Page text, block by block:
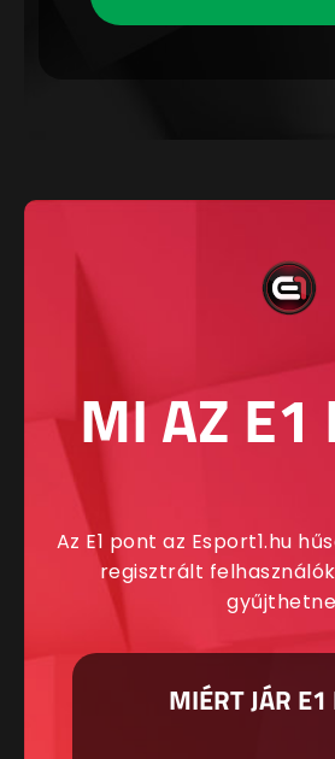
MI AZ E1
Az E1 pont az Esport1.hu
regisztrált
MIÉRT JÁR E1